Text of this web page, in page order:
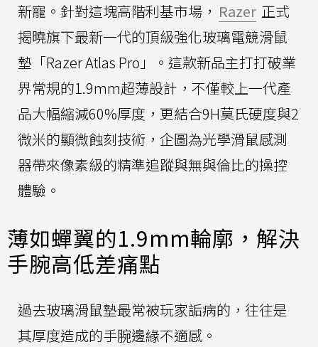
新寵。針對這塊高階利基市場， Razer 正式
揭曉旗下最新一代的頂級強化玻璃電競滑鼠
墊「Razer Atlas Pro」。這款新品主打打破業
界常規的1.9mm超薄設計，不僅較上一代產
品大幅縮減60%厚度，更結合9H莫氏硬度與2
微米的顯微蝕刻技術，企圖為光學滑鼠感測
器帶來像素級的精準追蹤與無與倫比的操控
體驗。
薄如蟬翼的1.9mm輪廓，解決
手腕高低差痛點
過去玻璃滑鼠墊最常被玩家詬病的，往往是
其厚度造成的手腕邊緣不適感。